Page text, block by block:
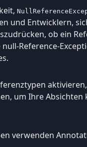
und Entwicklern,
ob ein
Reference-
um Ihre
verwenden